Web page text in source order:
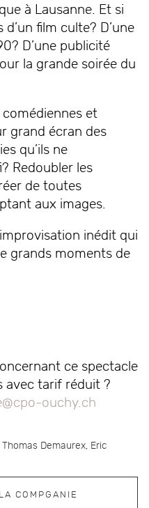
à Lausanne. Et si
film culte? D’une
D’une publicité
la grande soirée du
comédiennes et
grand écran des
qu’ils ne
Redoubler les
de toutes
aux images.
inédit qui
grands moments de
ce spectacle
avec tarif réduit ?
ouchy.ch
Demaurex, Eric
COMPGANIE